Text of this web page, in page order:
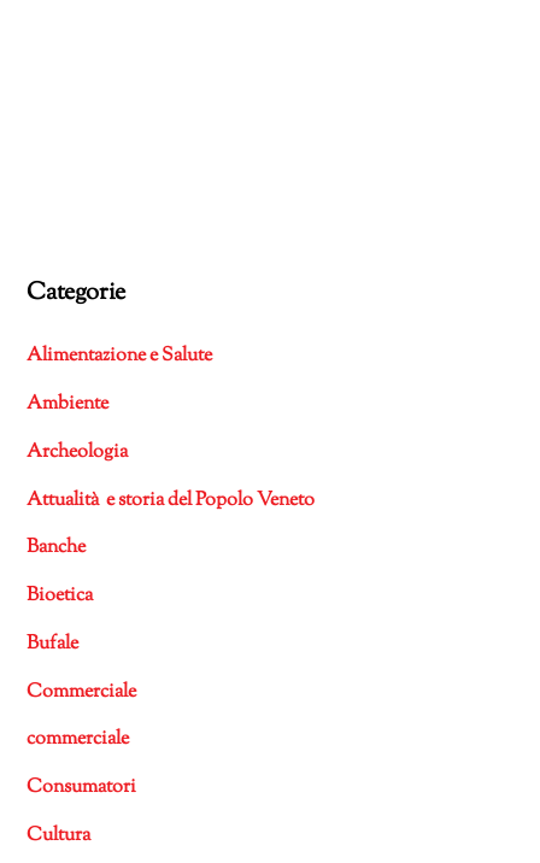
Categorie
Alimentazione e Salute
Ambiente
Archeologia
Attualità e storia del Popolo Veneto
Banche
Bioetica
Bufale
Commerciale
commerciale
Consumatori
Cultura